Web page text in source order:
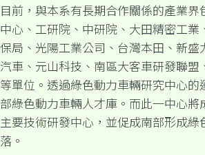
目前，與本系有長期合作關係的產業界
中心、工研院、中研院、大田精密工
保局、光陽工業公司、台灣本田、新盛
汽車、元山科技、南區大客車研發聯盟
等單位。透過綠色動力車輛研究中心的
部綠色動力車輛人才庫。而此一中心將
主要技術研發中心，並促成南部形成
落。